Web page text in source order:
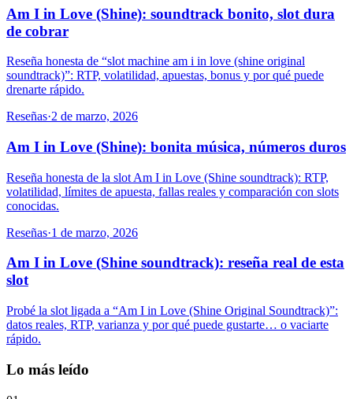
Am I in Love (Shine): soundtrack bonito, slot dura
de cobrar
Reseña honesta de “slot machine am i in love (shine original
soundtrack)”: RTP, volatilidad, apuestas, bonus y por qué puede
drenarte rápido.
Reseñas·2 de marzo, 2026
Am I in Love (Shine): bonita música, números duros
Reseña honesta de la slot Am I in Love (Shine soundtrack): RTP,
volatilidad, límites de apuesta, fallas reales y comparación con slots
conocidas.
Reseñas·1 de marzo, 2026
Am I in Love (Shine soundtrack): reseña real de esta
slot
Probé la slot ligada a “Am I in Love (Shine Original Soundtrack)”:
datos reales, RTP, varianza y por qué puede gustarte… o vaciarte
rápido.
Lo más leído